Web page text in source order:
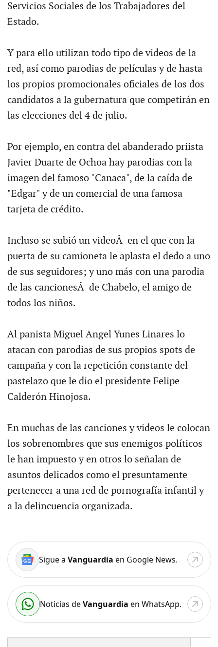
Servicios Sociales de los Trabajadores del
Estado.
Y para ello utilizan todo tipo de videos de la
red, así como parodias de películas y de hasta
los propios promocionales oficiales de los dos
candidatos a la gubernatura que competirán en
las elecciones del 4 de julio.
Por ejemplo, en contra del abanderado priista
Javier Duarte de Ochoa hay parodias con la
imagen del famoso "Canaca", de la caída de
"Edgar" y de un comercial de una famosa
tarjeta de crédito.
Incluso se subió un videoÂ en el que con la
puerta de su camioneta le aplasta el dedo a uno
de sus seguidores; y uno más con una parodia
de las cancionesÂ de Chabelo, el amigo de
todos los niños.
Al panista Miguel Angel Yunes Linares lo
atacan con parodias de sus propios spots de
campaña y con la repetición constante del
pastelazo que le dio el presidente Felipe
Calderón Hinojosa.
En muchas de las canciones y videos le colocan
los sobrenombres que sus enemigos políticos
le han impuesto y en otros lo señalan de
asuntos delicados como el presuntamente
pertenecer a una red de pornografía infantil y
a la delincuencia organizada.
Sigue a Vanguardia en Google News.
Noticias deVanguardia en WhatsApp.